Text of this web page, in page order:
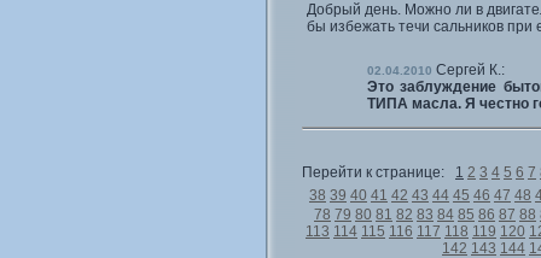
Добрый день. Можно ли в
бы избежать течи сальников
02.04.2010 Сергей К.:
Это заблуждение
ТИПА масла. Я честно
Перейти к странице: 1 2 3 4 5 6 7
38 39 40 41 42 43 44 45 46 47 48
78 79 80 81 82 83 84 85 86 87 88
113 114 115 116 117 118 119 120
142 143 144